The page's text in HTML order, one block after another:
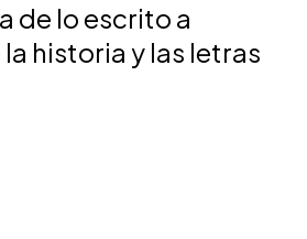
de lo escrito a
historia y las letras